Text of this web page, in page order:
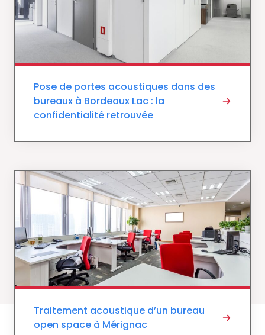
Pose de portes acoustiques dans des
bureaux à Bordeaux Lac : la
confidentialité retrouvée
Traitement acoustique d’un bureau
open space à Mérignac